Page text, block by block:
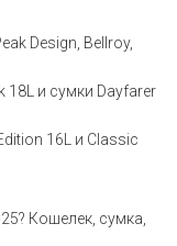
Design, Bellroy,
18L и сумки Dayfarer
16L и Classic
Кошелек, сумка,